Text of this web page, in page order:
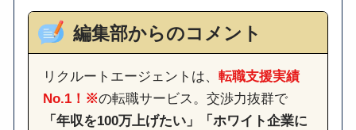
編集部からのコメント
リクルートエージェントは、 転職支援実績
No.1！※の転職サービス。交渉力抜群で
「年収を100万上げたい」「ホワイト企業に